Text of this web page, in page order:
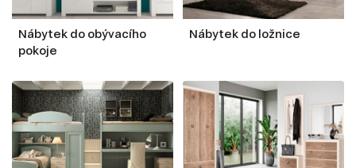
Nábytek do obývacího
pokoje
Nábytek do ložnice